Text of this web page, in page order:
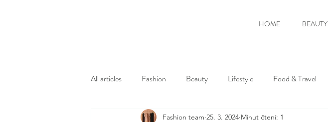
HOME BEAUTY
All articles Fashion Beauty Lifestyle Food & Travel
Fashion team 25. 3. 2024 Minut čtení: 1